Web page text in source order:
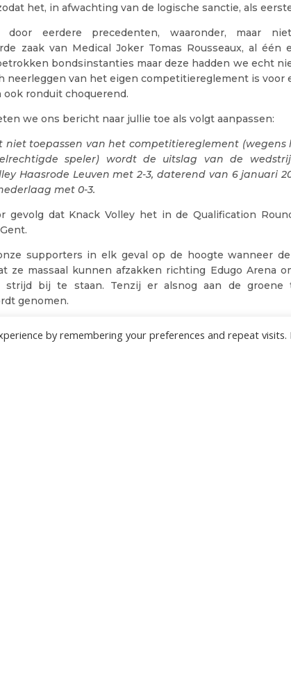
het, in afwachting van de logische sanctie, als
eerdere precedenten, waaronder, maar
zaak van Medical Joker Tomas Rousseaux, al één
bondsinstanties maar deze hadden we echt
neerleggen van het eigen competitiereglement is voor
ook ronduit choquerend.
we ons bericht naar jullie toe als volgt aanpassen:
niet toepassen van het competitiereglement (wegens
speler) wordt de uitslag van de
Haasrode Leuven met 2-3, daterend van 6 januari
met 0-3.
gevolg dat Knack Volley het in de Qualification
supporters in elk geval op de hoogte wanneer
ze massaal kunnen afzakken richting Edugo Arena
strijd bij te staan. Tenzij er alsnog aan de groene
genomen.
by remembering your preferences and repeat visits.